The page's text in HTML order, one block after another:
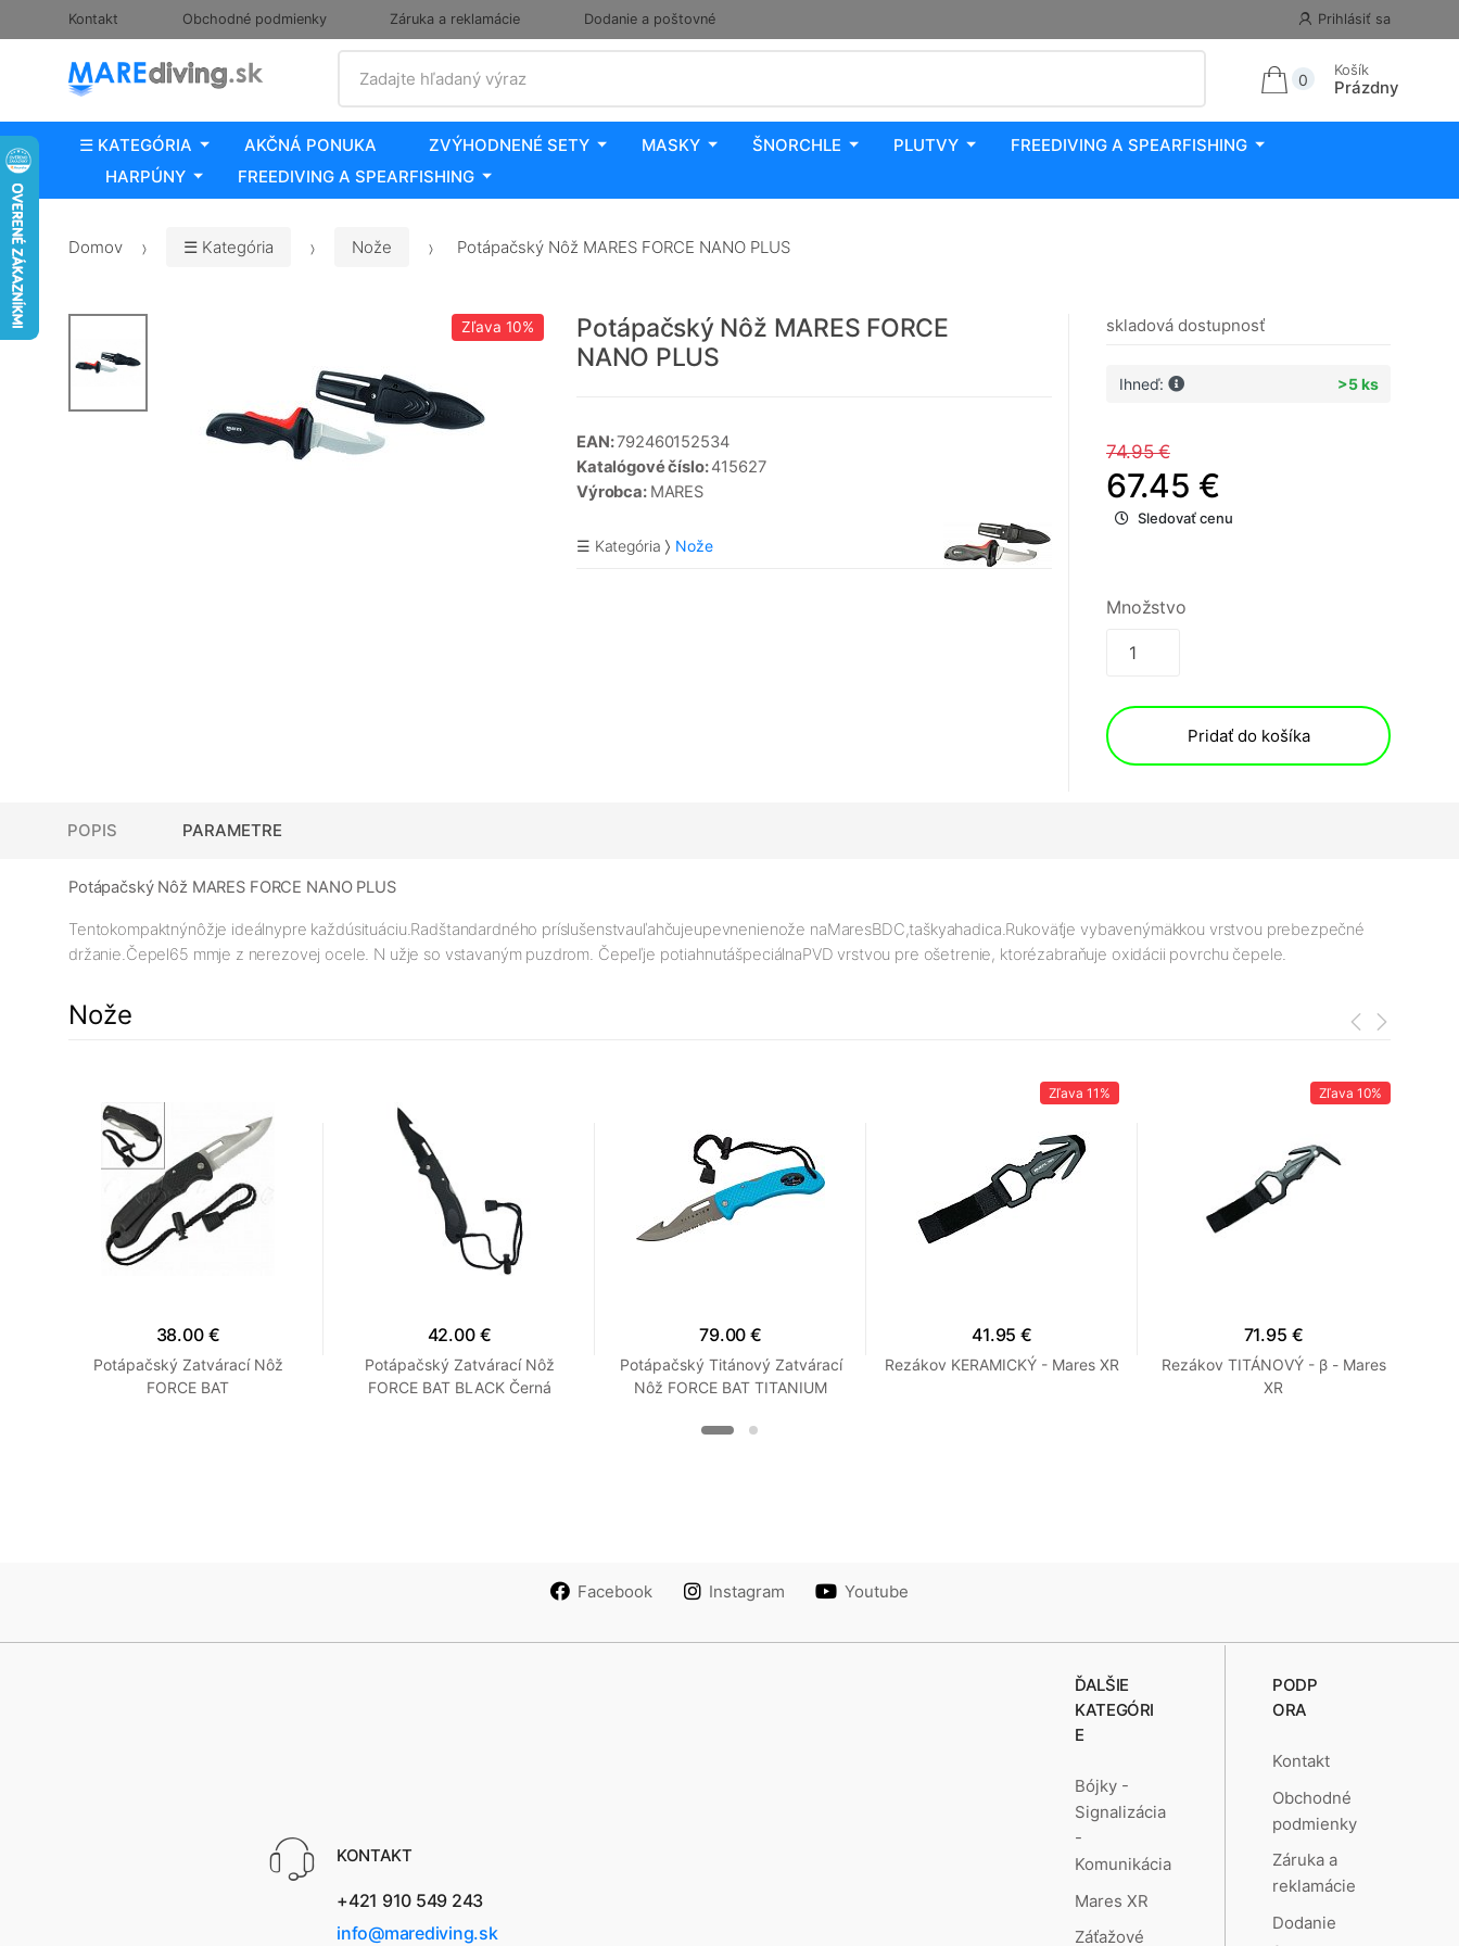
Kontakt Obchodné podmienky Záruka a reklamácie Dodanie a poštovné Prihlásiť sa
Zadajte hľadaný výraz
0
Košík
Prázdny
☰ KATEGÓRIA AKČNÁ PONUKA ZVÝHODNENÉ SETY MASKY ŠNORCHLE PLUTVY
FREEDIVING A SPEARFISHING
HARPÚNY
FREEDIVING A SPEARFISHING
Domov ☰ Kategória Nože Potápačský Nôž MARES FORCE NANO PLUS
Zľava 10%
Potápačský Nôž MARES FORCE
NANO PLUS
EAN:792460152534
Katalógové číslo:415627
Výrobca: MARES
☰ Kategória Nože
skladová dostupnosť
Ihneď: >5 ks
74.95 €
67.45 €
Sledovať cenu
Množstvo
Pridať do košíka
POPIS PARAMETRE
Potápačský Nôž MARES FORCE NANO PLUS
Tentokompaktnýnôžje ideálnypre každúsituáciu.Radštandardného príslušenstvauľahčujeupevnenienože naMaresBDC,taškyahadica.Rukoväťje vybavenýmäkkou vrstvou prebezpečné
držanie.Čepel65 mmje z nerezovej ocele. N užje so vstavaným puzdrom. Čepeľje potiahnutášpeciálnaPVD vrstvou pre ošetrenie, ktorézabraňuje oxidácii povrchu čepele.
Nože
38.00 €
Potápačský Zatvárací Nôž
FORCE BAT
42.00 €
Potápačský Zatvárací Nôž
FORCE BAT BLACK Černá
79.00 €
Potápačský Titánový Zatvárací
Nôž FORCE BAT TITANIUM
Zľava 11%
41.95 €
Rezákov KERAMICKÝ - Mares XR
Zľava 10%
71.95 €
Rezákov TITÁNOVÝ - β - Mares
XR
Facebook Instagram Youtube
KONTAKT
+421 910 549 243
info@marediving.sk
ĎALŠIE
KATEGÓRI
E
Bójky -
Signalizácia
-
Komunikácia
Mares XR
Záťažové
PODP
ORA
Kontakt
Obchodné
podmienky
Záruka a
reklamácie
Dodanie